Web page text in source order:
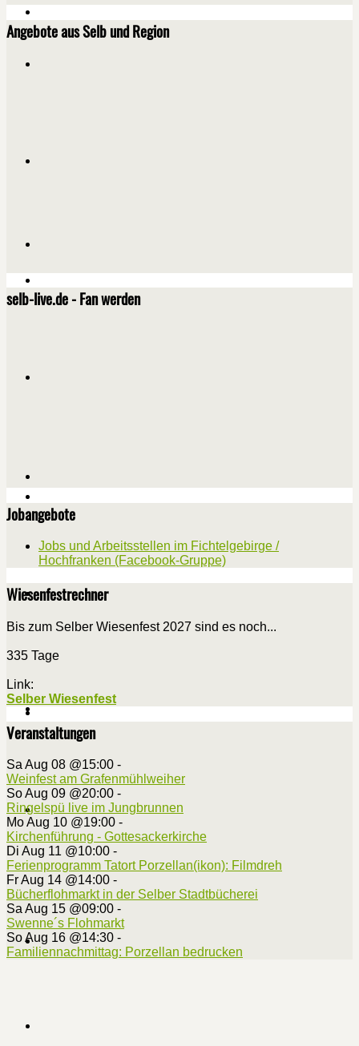
Angebote aus Selb und Region
selb-live.de - Fan werden
Jobangebote
Jobs und Arbeitsstellen im Fichtelgebirge /
Hochfranken (Facebook-Gruppe)
Wiesenfestrechner
Bis zum Selber Wiesenfest 2027 sind es noch...
335 Tage
Link:
Selber Wiesenfest
Veranstaltungen
Sa Aug 08 @15:00 -
Weinfest am Grafenmühlweiher
So Aug 09 @20:00 -
Ringelspü live im Jungbrunnen
Mo Aug 10 @19:00 -
Kirchenführung - Gottesackerkirche
Di Aug 11 @10:00 -
Ferienprogramm Tatort Porzellan(ikon): Filmdreh
Fr Aug 14 @14:00 -
Bücherflohmarkt in der Selber Stadtbücherei
Sa Aug 15 @09:00 -
Swenne´s Flohmarkt
So Aug 16 @14:30 -
Familiennachmittag: Porzellan bedrucken